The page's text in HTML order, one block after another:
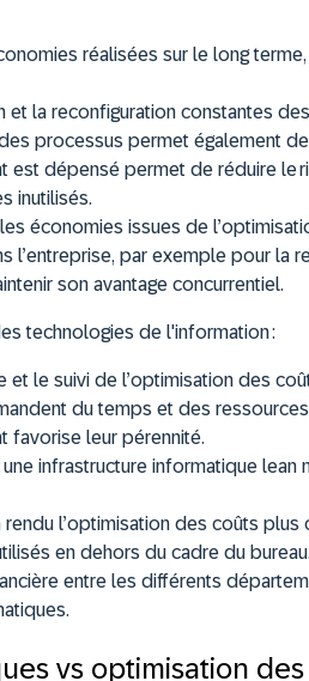
réalisées sur le long
et la reconfiguration constantes
processus permet également
est dépensé permet de réduire le
inutilisés.
les économies issues de
l’entreprise, par exemple pour la
son avantage concurrentiel.
technologies de l'information :
et le suivi de l’optimisation des
du temps et des
favorise leur pérennité.
une infrastructure informatique
rendu l’optimisation des coûts
en dehors du cadre du bureau.
entre les différents
vs optimisation